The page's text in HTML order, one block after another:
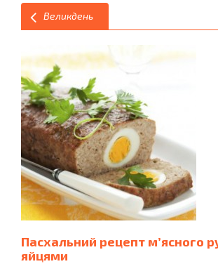
Великдень
Пасхальний рецепт м’ясного
яйцями